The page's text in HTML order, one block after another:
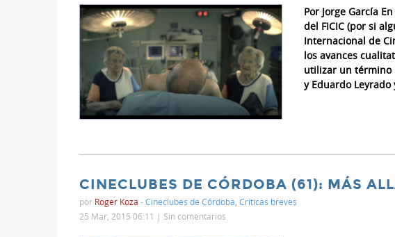
Por Jorge García
del FICIC (por si
Internacional de
los avances
utilizar un término
y Eduardo
CINECLUBES DE CÓRDOBA (61): MÁS
por Roger Koza -Cineclubes de Córdoba Críticas breves
25 Mar, 2015 06:11 | Sin comentarios